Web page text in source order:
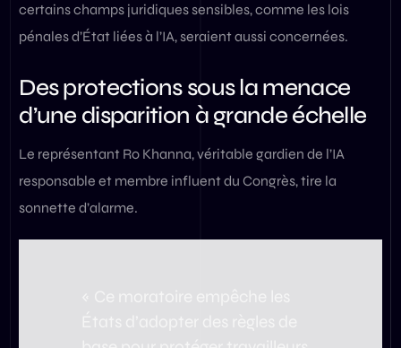
certains champs juridiques sensibles, comme les lois
pénales d’État liées à l’IA, seraient aussi concernées.
Des protections sous la menace
d’une disparition à grande échelle
Le représentant Ro Khanna, véritable gardien de l’IA
responsable et membre influent du Congrès, tire la
sonnette d’alarme.